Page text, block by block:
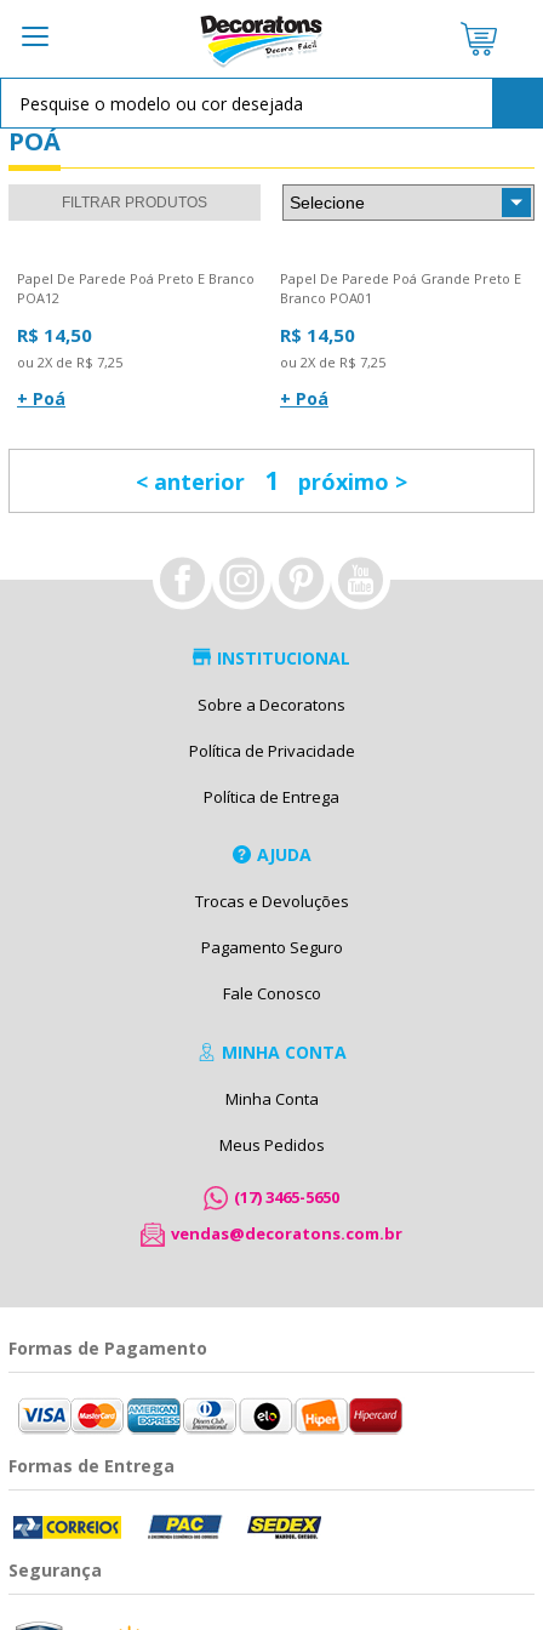
POÁ
FILTRAR PRODUTOS
Papel De Parede Poá Preto E Branco
POA12
R$ 14,50
ou 2X de R$ 7,25
+ Poá
Papel De Parede Poá Grande Preto E
Branco POA01
R$ 14,50
ou 2X de R$ 7,25
+ Poá
anterior 1 próximo
INSTITUCIONAL
Sobre a Decoratons
Política de Privacidade
Política de Entrega
AJUDA
Trocas e Devoluções
Pagamento Seguro
Fale Conosco
MINHA CONTA
Minha Conta
Meus Pedidos
(17) 3465-5650
vendas@decoratons.com.br
Formas de Pagamento
Formas de Entrega
Segurança